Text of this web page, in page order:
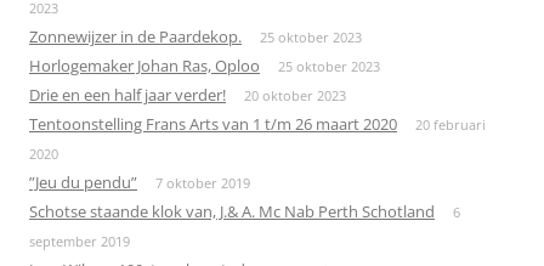
2023
Zonnewijzer in de Paardekop. 25 oktober 2023
Horlogemaker Johan Ras, Oploo 25 oktober 2023
Drie en een half jaar verder! 20 oktober 2023
Tentoonstelling Frans Arts van 1 t/m 26 maart 2020
20 februari
2020
”Jeu du pendu” 7 oktober 2019
Schotse staande klok van, J.& A. Mc Nab Perth Schotland
6
september 2019